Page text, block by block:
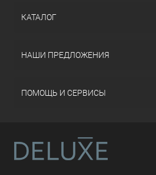
КАТАЛОГ
НАШИ ПРЕДЛОЖЕНИЯ
ПОМОЩЬ И СЕРВИСЫ